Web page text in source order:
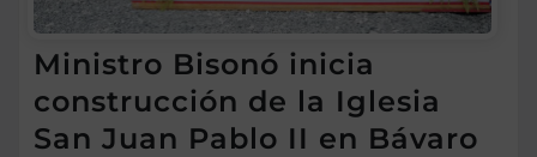
Ministro Bisonó inicia
construcción de la Iglesia
San Juan Pablo II en Bávaro